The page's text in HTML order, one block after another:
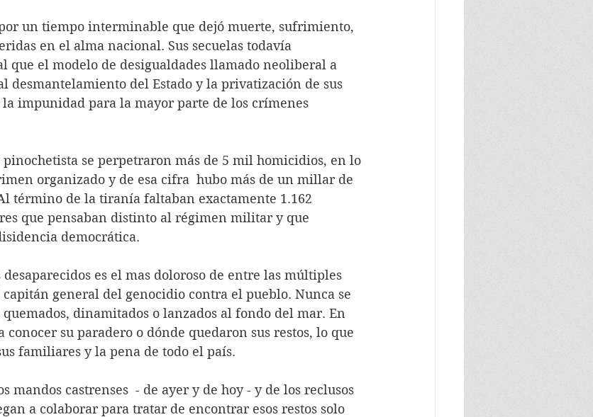
en el alma nacional. Sus secuelas todavía
que el modelo de desigualdades llamado neoliberal a
desmantelamiento del Estado y la privatización de sus
impunidad para la mayor parte de los crímenes
organizado y de esa cifra  hubo más de un millar de
término de la tiranía faltaban exactamente 1.162
que pensaban distinto al régimen militar y que
democrática.
general del genocidio contra el pueblo. Nunca se
dinamitados o lanzados al fondo del mar. En
conocer su paradero o dónde quedaron sus restos, lo que
familiares y la pena de todo el país.
a colaborar para tratar de encontrar esos restos solo